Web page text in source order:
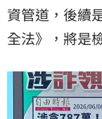
資管道，後續
全法》，將是